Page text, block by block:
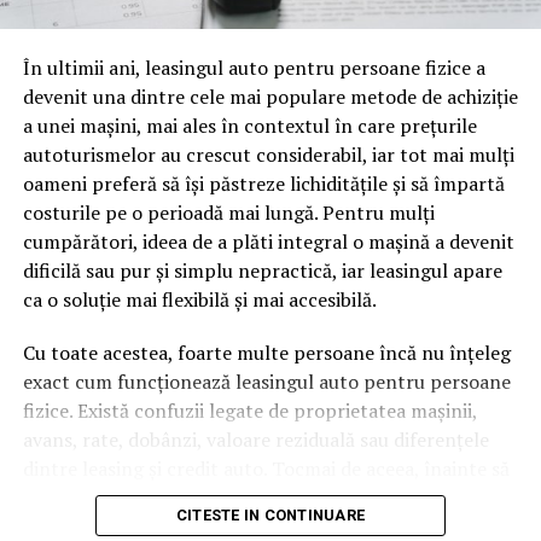
oamenii cu adevărat. Dacă transcrierea ajunge pe o
cuvinte tematice, scrise exact în limbajul în care se
caută.
Apoi vine partea de comportament. O pagină pe care
vizitatorii stau zece, cincisprezece minute ca să
urmărească replay-ul trimite un semnal greu de ignorat.
Google nu îți măsoară direct satisfacția, însă timpul
petrecut, scrollul și revenirile spun ceva despre cât de
util e materialul.
Și mai e ceva ce se uită ușor. Un webinar reușit atrage
linkuri aproape de la sine. Cineva îl menționează într-un
newsletter, altcineva îl citează într-un articol, un
partener îl trimite în comunitatea lui. Fiecare astfel de
tău, iar autoritatea e moneda forte în SEO.
În ultimii ani, leasingul auto pentru persoane fizice a
devenit una dintre cele mai populare metode de achiziție
a unei mașini, mai ales în contextul în care prețurile
autoturismelor au crescut considerabil, iar tot mai mulți
oameni preferă să își păstreze lichiditățile și să împartă
costurile pe o perioadă mai lungă. Pentru mulți
cumpărători, ideea de a plăti integral o mașină a devenit
dificilă sau pur și simplu nepractică, iar leasingul apare
ca o soluție mai flexibilă și mai accesibilă.
Cu toate acestea, foarte multe persoane încă nu înțeleg
exact cum funcționează leasingul auto pentru persoane
fizice. Există confuzii legate de proprietatea mașinii,
avans, rate, dobânzi, valoare reziduală sau diferențele
semnezi orice contract, este important să înțelegi clar
mecanismul acestui tip de finanțare și să știi la ce să fii
CITESTE IN CONTINUARE